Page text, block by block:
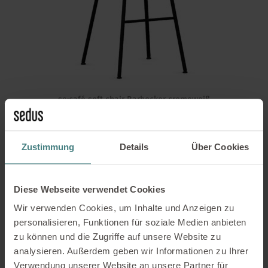
Zustimmung Details Über Cookies
Diese Webseite verwendet Cookies
Wir verwenden Cookies, um Inhalte und Anzeigen zu
personalisieren, Funktionen für soziale Medien anbieten
zu können und die Zugriffe auf unsere Website zu
analysieren. Außerdem geben wir Informationen zu Ihrer
Verwendung unserer Website an unsere Partner für
se:café soft chair Barhocker cremeweiß
4 vorrätig
Produktkategorien